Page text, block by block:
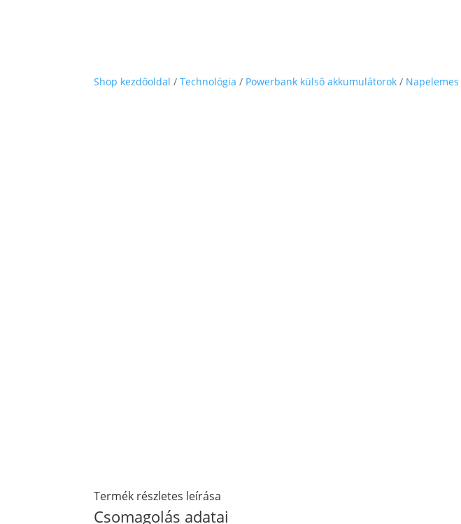
Shop kezdőoldal /Technológia / Powerbank külső akkumulátorok / Napelemes
Termék részletes leírása
Csomagolás adatai